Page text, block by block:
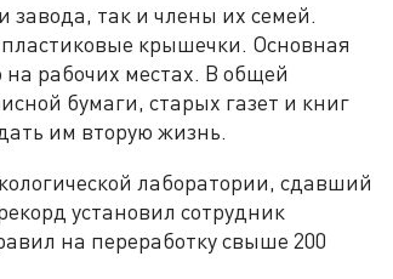
так и члены их семей.
крышечки. Основная
рабочих местах. В общей
бумаги, старых газет и книг
им вторую жизнь.
лаборатории, сдавший
установил сотрудник
на переработку свыше 200